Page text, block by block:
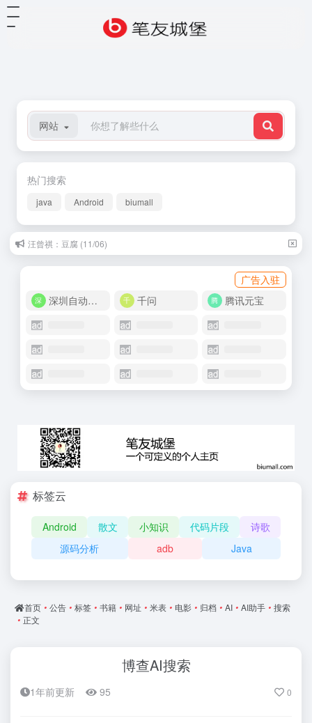
网站
热门搜索
java Android biumall
汪曾祺：豆腐 (11/06)
广告入驻
深圳自动化商城
千问 腾讯元宝
标签云
Android 散文 小知识 代码片段
诗歌
源码分析
adb Java
首页 • 公告 • 标签 • 书籍 • 网址 • 米表 • 电影 • 归档 • AI • AI助手 • 搜索
• 正文
博查AI搜索
1年前更新 95 0